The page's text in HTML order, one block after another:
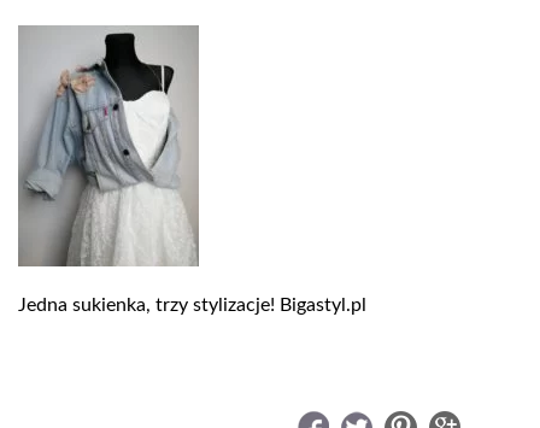
Jedna sukienka, trzy stylizacje! Bigastyl.pl